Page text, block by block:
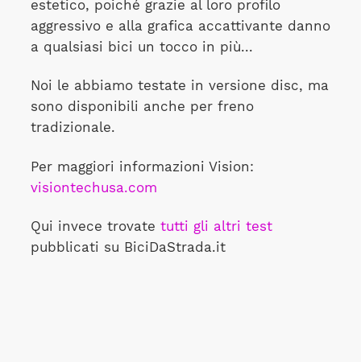
estetico, poiché grazie al loro profilo
aggressivo e alla grafica accattivante danno
a qualsiasi bici un tocco in più...
Noi le abbiamo testate in versione disc, ma
sono disponibili anche per freno
tradizionale.
Per maggiori informazioni Vision:
visiontechusa.com
Qui invece trovate tutti gli altri test
pubblicati su BiciDaStrada.it